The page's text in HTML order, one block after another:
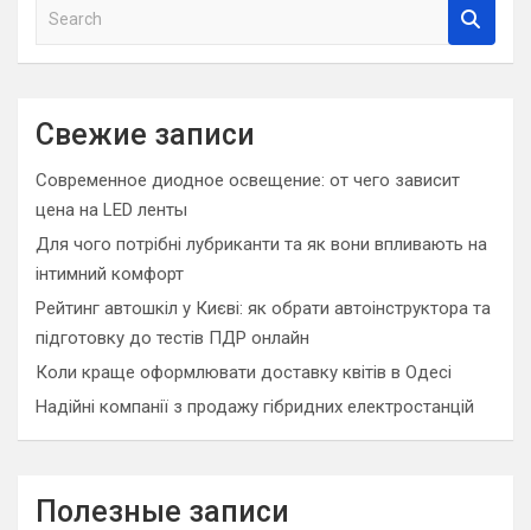
a
c
Свежие записи
Современное диодное освещение: от чего зависит
цена на LED ленты
Для чого потрібні лубриканти та як вони впливають на
інтимний комфорт
Рейтинг автошкіл у Києві: як обрати автоінструктора та
підготовку до тестів ПДР онлайн
Коли краще оформлювати доставку квітів в Одесі
Надійні компанії з продажу гібридних електростанцій
Полезные записи